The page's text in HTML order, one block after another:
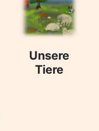
Unsere
Tiere